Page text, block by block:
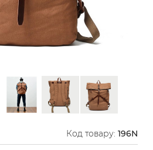
Код товару: 196N